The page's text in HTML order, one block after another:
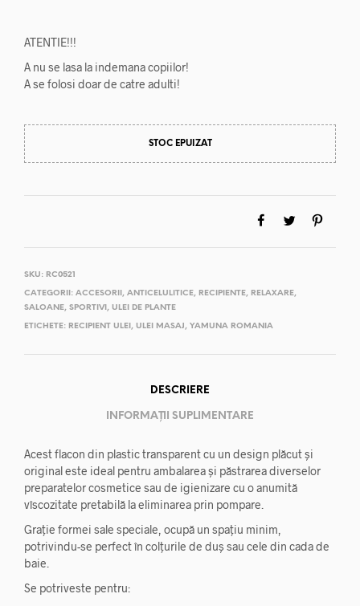
ATENTIE!!!
A nu se lasa la indemana copiilor!
A se folosi doar de catre adulti!
STOC EPUIZAT
SKU: RC0521
CATEGORII: ACCESORII , ANTICELULITICE, RECIPIENTE, RELAXARE,
SALOANE, SPORTIVI , ULEI DE PLANTE
ETICHETE: RECIPIENT ULEI , ULEI MASAJ, YAMUNA ROMANIA
DESCRIERE
INFORMAȚII SUPLIMENTARE
Acest flacon din plastic transparent cu un design plăcut şi
original este ideal pentru ambalarea şi păstrarea diverselor
preparatelor cosmetice sau de igienizare cu o anumită
vîscozitate pretabilă la eliminarea prin pompare.
Graţie formei sale speciale, ocupă un spațiu minim,
potrivindu-se perfect în colţurile de duş sau cele din cada de
baie.
Se potriveste pentru: